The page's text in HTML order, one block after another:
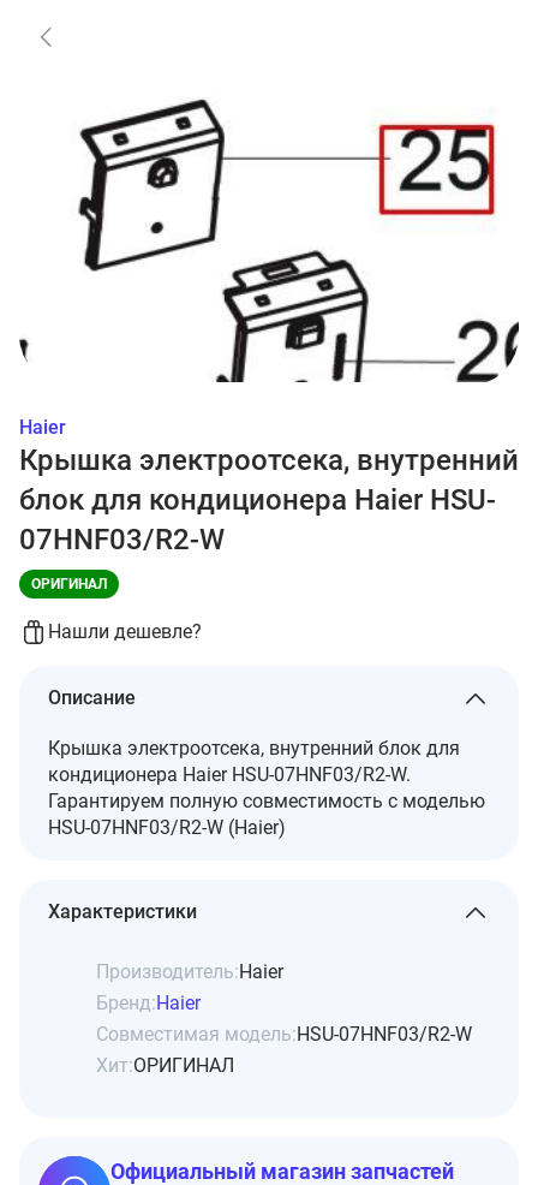
Haier
Крышка электроотсека, внутренний
блок для кондиционера Haier HSU-
07HNF03/R2-W
ОРИГИНАЛ
Нашли дешевле?
Описание
Крышка электроотсека, внутренний блок для
кондиционера Haier HSU-07HNF03/R2-W.
Гарантируем полную совместимость с моделью
HSU-07HNF03/R2-W (Haier)
Характеристики
Производитель:Haier
Бренд:Haier
Совместимая модель:HSU-07HNF03/R2-W
Хит:ОРИГИНАЛ
Официальный магазин запчастей